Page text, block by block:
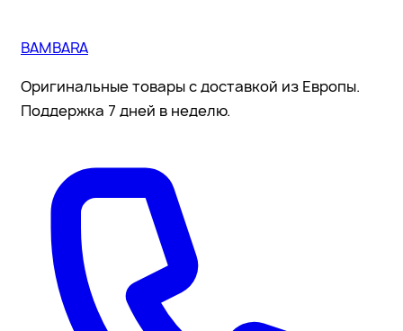
BAMBARA
Оригинальные товары с доставкой из Европы.
Поддержка 7 дней в неделю.